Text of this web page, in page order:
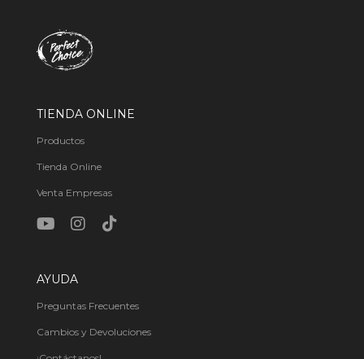
TIENDA ONLINE
Productos
Tienda Online
Venta Empresas
AYUDA
Preguntas Frecuentes
Cambios y Devoluciones